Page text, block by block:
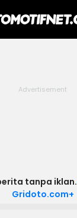
tanpa iklan.
Gridoto.com+